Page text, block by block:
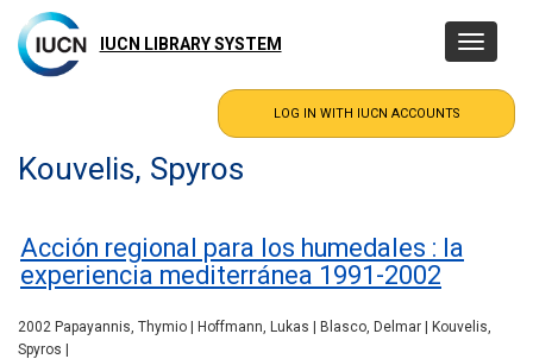
main
content
IUCN LIBRARY SYSTEM
Toggle
Kouvelis, Spyros
Acción regional para los humedales : la
experiencia mediterránea 1991-2002
2002 Papayannis, Thymio | Hoffmann, Lukas | Blasco, Delmar | Kouvelis,
Spyros |